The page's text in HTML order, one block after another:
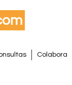
Colabora